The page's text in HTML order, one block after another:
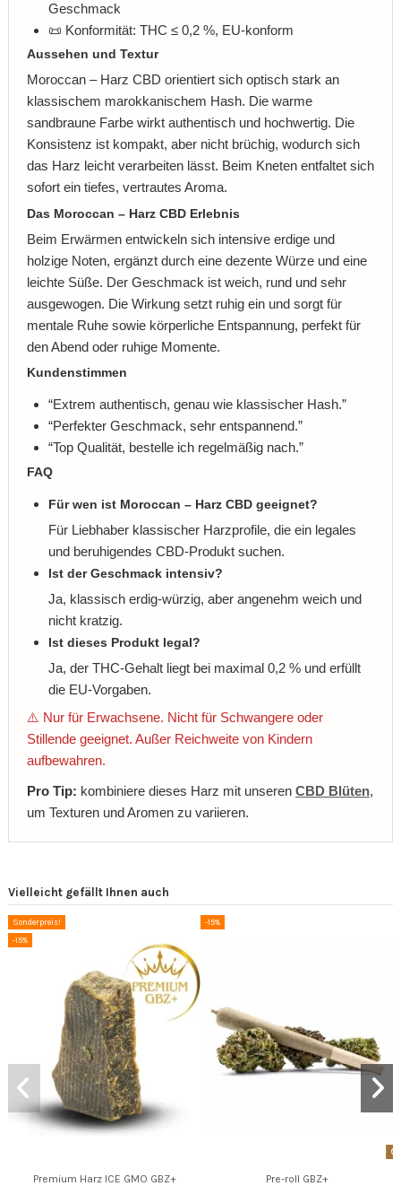
Geschmack
📜 Konformität: THC ≤ 0,2 %, EU-konform
Aussehen und Textur
Moroccan – Harz CBD orientiert sich optisch stark an
klassischem marokkanischem Hash. Die warme
sandbraune Farbe wirkt authentisch und hochwertig. Die
Konsistenz ist kompakt, aber nicht brüchig, wodurch sich
das Harz leicht verarbeiten lässt. Beim Kneten entfaltet sich
sofort ein tiefes, vertrautes Aroma.
Das Moroccan – Harz CBD Erlebnis
Beim Erwärmen entwickeln sich intensive erdige und
holzige Noten, ergänzt durch eine dezente Würze und eine
leichte Süße. Der Geschmack ist weich, rund und sehr
ausgewogen. Die Wirkung setzt ruhig ein und sorgt für
mentale Ruhe sowie körperliche Entspannung, perfekt für
den Abend oder ruhige Momente.
Kundenstimmen
“Extrem authentisch, genau wie klassischer Hash.”
“Perfekter Geschmack, sehr entspannend.”
“Top Qualität, bestelle ich regelmäßig nach.”
FAQ
Für wen ist Moroccan – Harz CBD geeignet?
Für Liebhaber klassischer Harzprofile, die ein legales
und beruhigendes CBD-Produkt suchen.
Ist der Geschmack intensiv?
Ja, klassisch erdig-würzig, aber angenehm weich und
nicht kratzig.
Ist dieses Produkt legal?
Ja, der THC-Gehalt liegt bei maximal 0,2 % und erfüllt
die EU-Vorgaben.
⚠️ Nur für Erwachsene. Nicht für Schwangere oder
Stillende geeignet. Außer Reichweite von Kindern
aufbewahren.
Pro Tip: kombiniere dieses Harz mit unseren CBD Blüten,
um Texturen und Aromen zu variieren.
Vielleicht gefällt Ihnen auch
Sonderpreis!
-15%
Premium Harz ICE GMO GBZ+
-15%
Pre-roll GBZ+